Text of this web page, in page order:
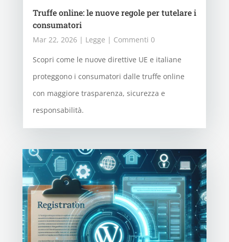
Truffe online: le nuove regole per tutelare i
consumatori
Mar 22, 2026| Legge | Commenti 0
Scopri come le nuove direttive UE e italiane
proteggono i consumatori dalle truffe online
con maggiore trasparenza, sicurezza e
responsabilità.